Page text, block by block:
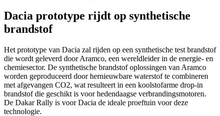
Dacia prototype rijdt op synthetische
brandstof
Het prototype van Dacia zal rijden op een synthetische test brandstof
die wordt geleverd door Aramco, een wereldleider in de energie- en
chemiesector. De synthetische brandstof oplossingen van Aramco
worden geproduceerd door hernieuwbare waterstof te combineren
met afgevangen CO2, wat resulteert in een koolstofarme drop-in
brandstof die geschikt is voor hedendaagse verbrandingsmotoren.
De Dakar Rally is voor Dacia de ideale proeftuin voor deze
technologie.